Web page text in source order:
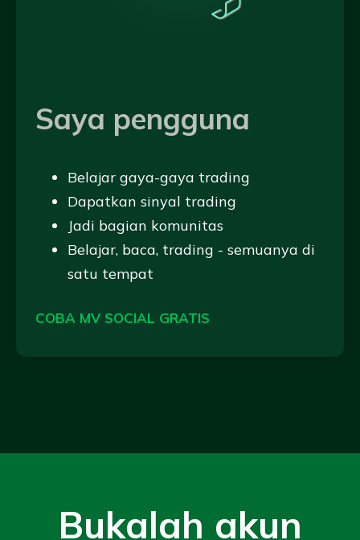
Saya pengguna
Belajar gaya-gaya trading
Dapatkan sinyal trading
Jadi bagian komunitas
Belajar, baca, trading - semuanya di
satu tempat
COBA MV SOCIAL GRATIS
Bukalah akun